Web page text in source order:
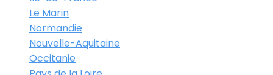
Le Marin
Normandie
Nouvelle-Aquitaine
Occitanie